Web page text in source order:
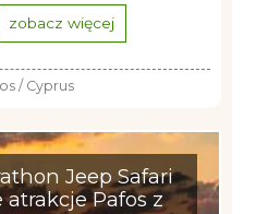
zobacz więcej
/ Cyprus
Jeep Safari
Pafos z